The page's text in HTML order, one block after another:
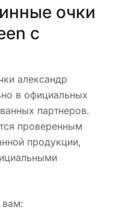
очки
с
александр
в официальных
партнеров.
проверенным
продукции,
вам: